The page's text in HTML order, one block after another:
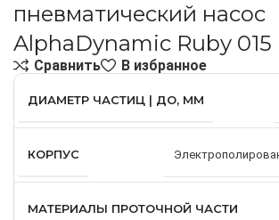
пневматический насос
AlphaDynamic Ruby 015
Сравнить В избранное
ДИАМЕТР ЧАСТИЦ | ДО, ММ
КОРПУС
МАТЕРИАЛЫ ПРОТОЧНОЙ ЧАСТИ